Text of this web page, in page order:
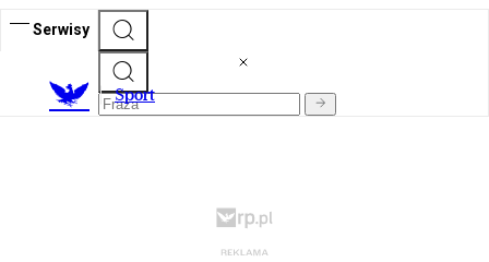
Serwisy
Sport